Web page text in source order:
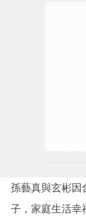
孫藝真與玄彬因
子，家庭生活幸